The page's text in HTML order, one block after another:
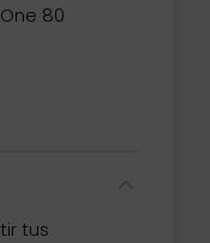
80
tus